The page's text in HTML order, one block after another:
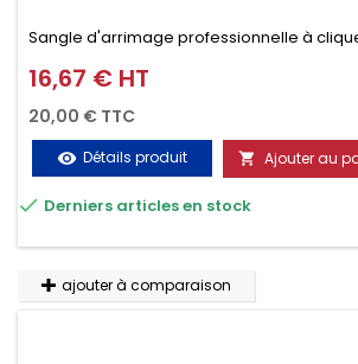
Sangle d'arrimage professionnelle à
avec crochet deux doigts soudés en J en 2
0.2M / 125daN), simple et rapide
d'arrimer et de sécuriser vos chargements
transport. Matière polyester très résistante
variations de températures, n'absorbe pas
Prix
16,67 € HT
20,00 € TTC
visibility Détails produit  Ajouter au
 Derniers articles en stock
ajouter à comparaison